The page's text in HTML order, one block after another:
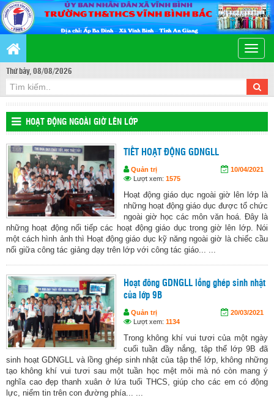
Toggle
Thứ bảy, 08/08/2026
HOẠT ĐỘNG NGOÀI GIỜ LÊN LỚP
TIẾT HOẠT ĐỘNG GDNGLL
Quản trị
10/04/2021
Lượt xem: 1575
Hoạt động giáo dục ngoài giờ lên lớp là
những hoạt động giáo dục được tổ chức
ngoài giờ học các môn văn hoá. Đây là
những hoạt động nối tiếp các hoạt động giáo dục trong giờ lên lớp. Nói
một cách hình ảnh thì Hoạt động giáo dục kỹ năng ngoài giờ là chiếc cầu
nối giữa công tác giảng dạy trên lớp với công tác giáo... ...
Hoạt đông GDNGLL lồng ghép sinh nhật
của lớp 9B
Quản trị
20/03/2021
Lượt xem: 1134
Trong không khí vui tươi của một ngày
cuối tuần đầy nắng, tập thể lớp 9B đã
sinh hoạt GDNGLL và lồng ghép sinh nhật của tập thể lớp, không những
tạo không khí vui tươi sau một tuần học mệt mỏi mà nó còn mang ý
nghĩa cao đẹp thanh xuân ở lứa tuổi THCS, giúp cho các em có động
lực, niểm tin trên con đường phía... ...